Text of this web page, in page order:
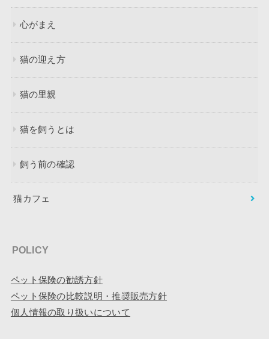
心がまえ
猫の迎え方
猫の里親
猫を飼うとは
飼う前の確認
猫カフェ
POLICY
ペット保険の勧誘方針
ペット保険の比較説明・推奨販売方針
個人情報の取り扱いについて